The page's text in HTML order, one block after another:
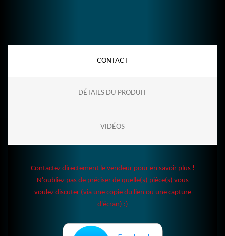
CONTACT
DÉTAILS DU PRODUIT
VIDÉOS
Contactez directement le vendeur pour en savoir plus !
N'oubliez pas de préciser de quelle(s) pièce(s) vous
voulez discuter (via une copie du lien ou une capture
d'écran) :)